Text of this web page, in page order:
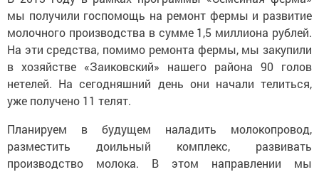
мы получили госпомощь на ремонт фермы и развитие
молочного производства в сумме 1,5 миллиона рублей.
На эти средства, помимо ремонта фермы, мы закупили
в хозяйстве «Заиковский» нашего района 90 голов
нетелей. На сегодняшний день они начали телиться,
уже получено 11 телят.
Планируем в будущем наладить молокопровод,
разместить доильный комплекс, развивать
производство молока. В этом направлении мы